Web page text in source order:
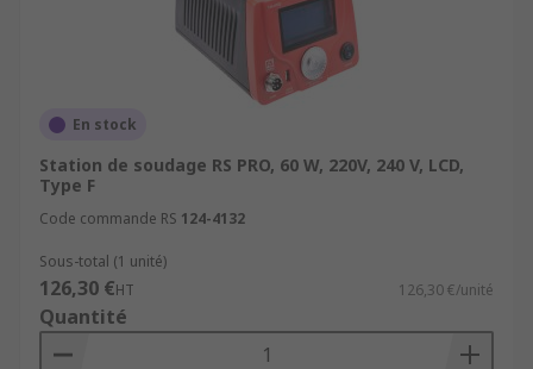
En stock
Station de soudage RS PRO, 60 W, 220V, 240 V, LCD,
Type F
Code commande RS 124-4132
Sous-total (1 unité)
126,30 €HT 126,30 €/unité
Quantité